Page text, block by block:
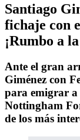
Santiago
fichaje con
¡Rumbo a
Ante el gran
Giménez con
para emigrar a
Nottingham
de los más